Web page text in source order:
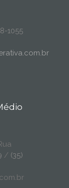
1055
/ (35)